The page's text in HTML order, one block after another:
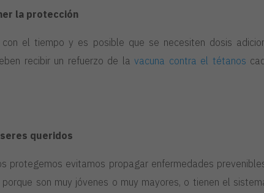
la protección
el tiempo y es posible que se necesiten dosis
recibir un refuerzo de lavacuna contra el tétanos
queridos
protegemos evitamos propagar enfermedades
son muy jóvenes o muy mayores, o tienen el